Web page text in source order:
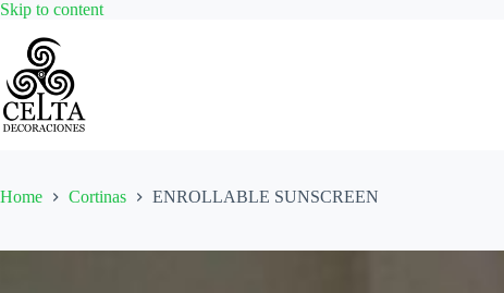
Skip to contentSkip
Home Cortinas ENROLLABLE SUNSCREEN